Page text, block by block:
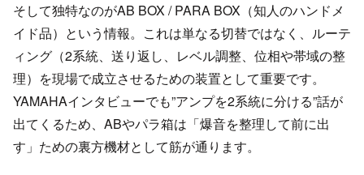
そして独特なのがAB BOX / PARA BOX（知人のハンドメ
イド品）という情報。これは単なる切替ではなく、ルーテ
ィング（2系統、送り返し、レベル調整、位相や帯域の整
理）を現場で成立させるための装置として重要です。
YAMAHAインタビューでも”アンプを2系統に分ける”話が
出てくるため、ABやパラ箱は「爆音を整理して前に出
す」ための裏方機材として筋が通ります。